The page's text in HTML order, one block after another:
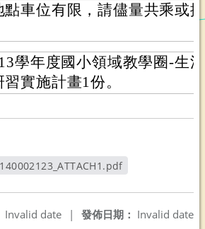
點車位有限，請儘量共乘或
學年度國小領域教學圈-生
實施計畫1份。
發佈日期： Invalid date
Invalid date
|